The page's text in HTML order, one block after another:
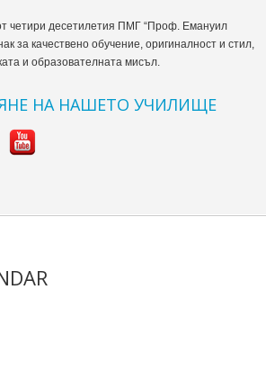
четири десетилетия ПМГ “Проф. Емануил
за качествено обучение, оригиналност и стил,
и образователната мисъл.
НА НАШЕТО УЧИЛИЩЕ